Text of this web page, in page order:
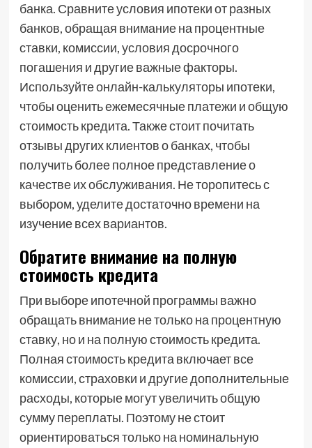
банка. Сравните условия ипотеки от разных
банков, обращая внимание на процентные
ставки, комиссии, условия досрочного
погашения и другие важные факторы.
Используйте онлайн-калькуляторы ипотеки,
чтобы оценить ежемесячные платежи и общую
стоимость кредита. Также стоит почитать
отзывы других клиентов о банках, чтобы
получить более полное представление о
качестве их обслуживания. Не торопитесь с
выбором, уделите достаточно времени на
изучение всех вариантов.
Обратите внимание на полную
стоимость кредита
При выборе ипотечной программы важно
обращать внимание не только на процентную
ставку, но и на полную стоимость кредита.
Полная стоимость кредита включает все
комиссии, страховки и другие дополнительные
расходы, которые могут увеличить общую
сумму переплаты. Поэтому не стоит
ориентироваться только на номинальную